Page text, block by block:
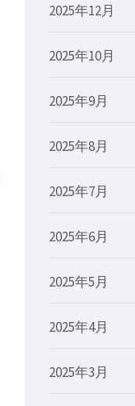
2025年12月
2025年10月
2025年9月
2025年8月
2025年7月
2025年6月
2025年5月
2025年4月
2025年3月